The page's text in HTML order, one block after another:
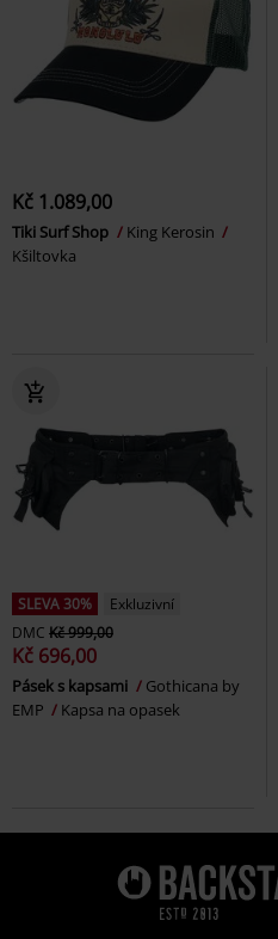
Kč 1.089,00
Tiki Surf Shop
King Kerosin
Kšiltovka
SLEVA 30%
Exkluzivní
DMC Kč 999,00
Kč 696,00
Pásek s kapsami
Gothicana by
EMP
Kapsa na opasek